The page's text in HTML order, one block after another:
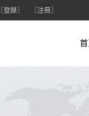
〖登錄〗 〖注冊〗